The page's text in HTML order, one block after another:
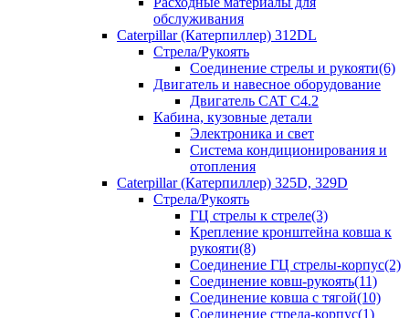
обслуживания
Caterpillar (Катерпиллер) 312DL
Стрела/Рукоять
Соединение стрелы и рукояти(6)
Двигатель и навесное оборудование
Двигатель CAT С4.2
Кабина, кузовные детали
Электроника и свет
Система кондиционирования и
отопления
Caterpillar (Катерпиллер) 325D, 329D
Стрела/Рукоять
ГЦ стрелы к стреле(3)
Крепление кронштейна ковша к
рукояти(8)
Соединение ГЦ стрелы-корпус(2)
Соединение ковш-рукоять(11)
Соединение ковша с тягой(10)
Соединение стрела-корпус(1)